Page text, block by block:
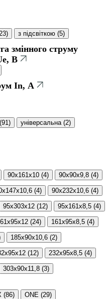
) з підсвіткою (5)
змінного струму
В
In, А
(91) універсальна (2)
90x161x10 (4) 90x90x9,8 (4)
(4) 90x232x10,6 (4)
95x303x12 (12) 95x161x8,5 (4)
(24) 161x95x8,5 (4)
185x90x10,6 (2)
(12) 232x95x8,5 (4)
303x90x11,8 (3)
(86) ONE (29)